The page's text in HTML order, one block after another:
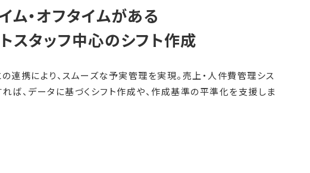
ム・オフタイムがある
スタッフ中心のシフト作成
連携により、スムーズな予実管理を実現。売上・人件費管理シス
ば、データに基づくシフト作成や、作成基準の平準化を支援しま